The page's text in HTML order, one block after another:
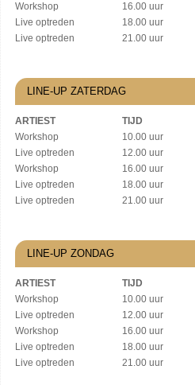
Workshop
16.00 uur
Live optreden
18.00 uur
Live optreden
21.00 uur
LINE-UP ZATERDAG
ARTIEST
TIJD
Workshop
10.00 uur
Live optreden
12.00 uur
Workshop
16.00 uur
Live optreden
18.00 uur
Live optreden
21.00 uur
LINE-UP ZONDAG
ARTIEST
TIJD
Workshop
10.00 uur
Live optreden
12.00 uur
Workshop
16.00 uur
Live optreden
18.00 uur
Live optreden
21.00 uur